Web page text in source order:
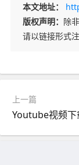
本文地址：
版权声明： 除
请以链接形式
上一篇